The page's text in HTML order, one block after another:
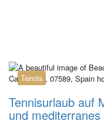
Tennis
Tennisurlaub auf
und